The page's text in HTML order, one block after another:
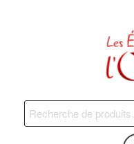
Les
Recherche
pour :